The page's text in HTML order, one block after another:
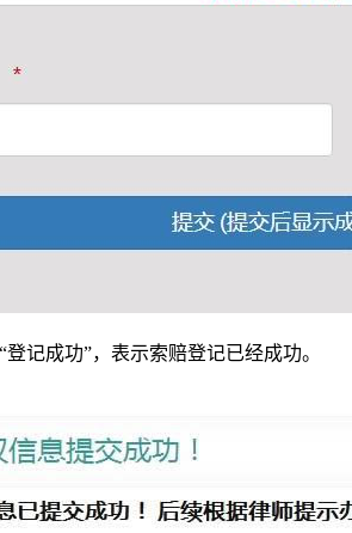
记成功”，表示索赔登记已经成功。